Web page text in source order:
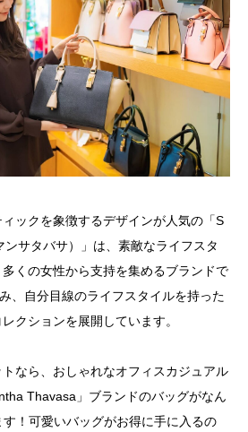
ックを象徴するデザインが人気の「S
サタバサ）」は、素敵なライフスタ
くの女性から支持を集めるブランドで
、自分目線のライフスタイルを持った
クションを展開しています。
なら、おしゃれなオフィスカジュアル
Thavasa」ブランドのバッグがなん
！可愛いバッグがお得に手に入るの